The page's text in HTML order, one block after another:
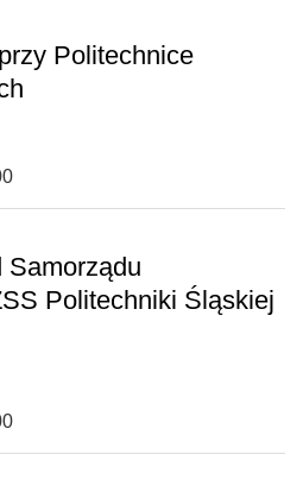
Politechnice
Samorządu
Politechniki Śląskiej